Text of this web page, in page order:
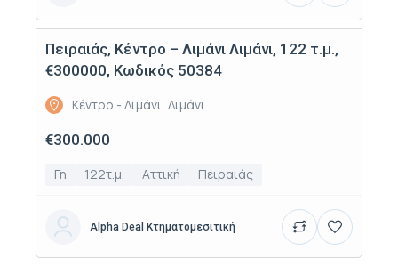
Πώληση
Πειραιάς, Κέντρο – Λιμάνι Λιμάνι, 122 τ.μ.,
€300000, Κωδικός 50384
Κέντρο - Λιμάνι, Λιμάνι
€300.000
Γη 122τ.μ. Αττική Πειραιάς
Alpha Deal Κτηματομεσιτική